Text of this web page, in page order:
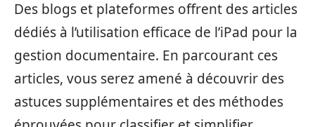
Des blogs et plateformes offrent des articles
dédiés à l’utilisation efficace de l’iPad pour la
gestion documentaire. En parcourant ces
articles, vous serez amené à découvrir des
astuces supplémentaires et des méthodes